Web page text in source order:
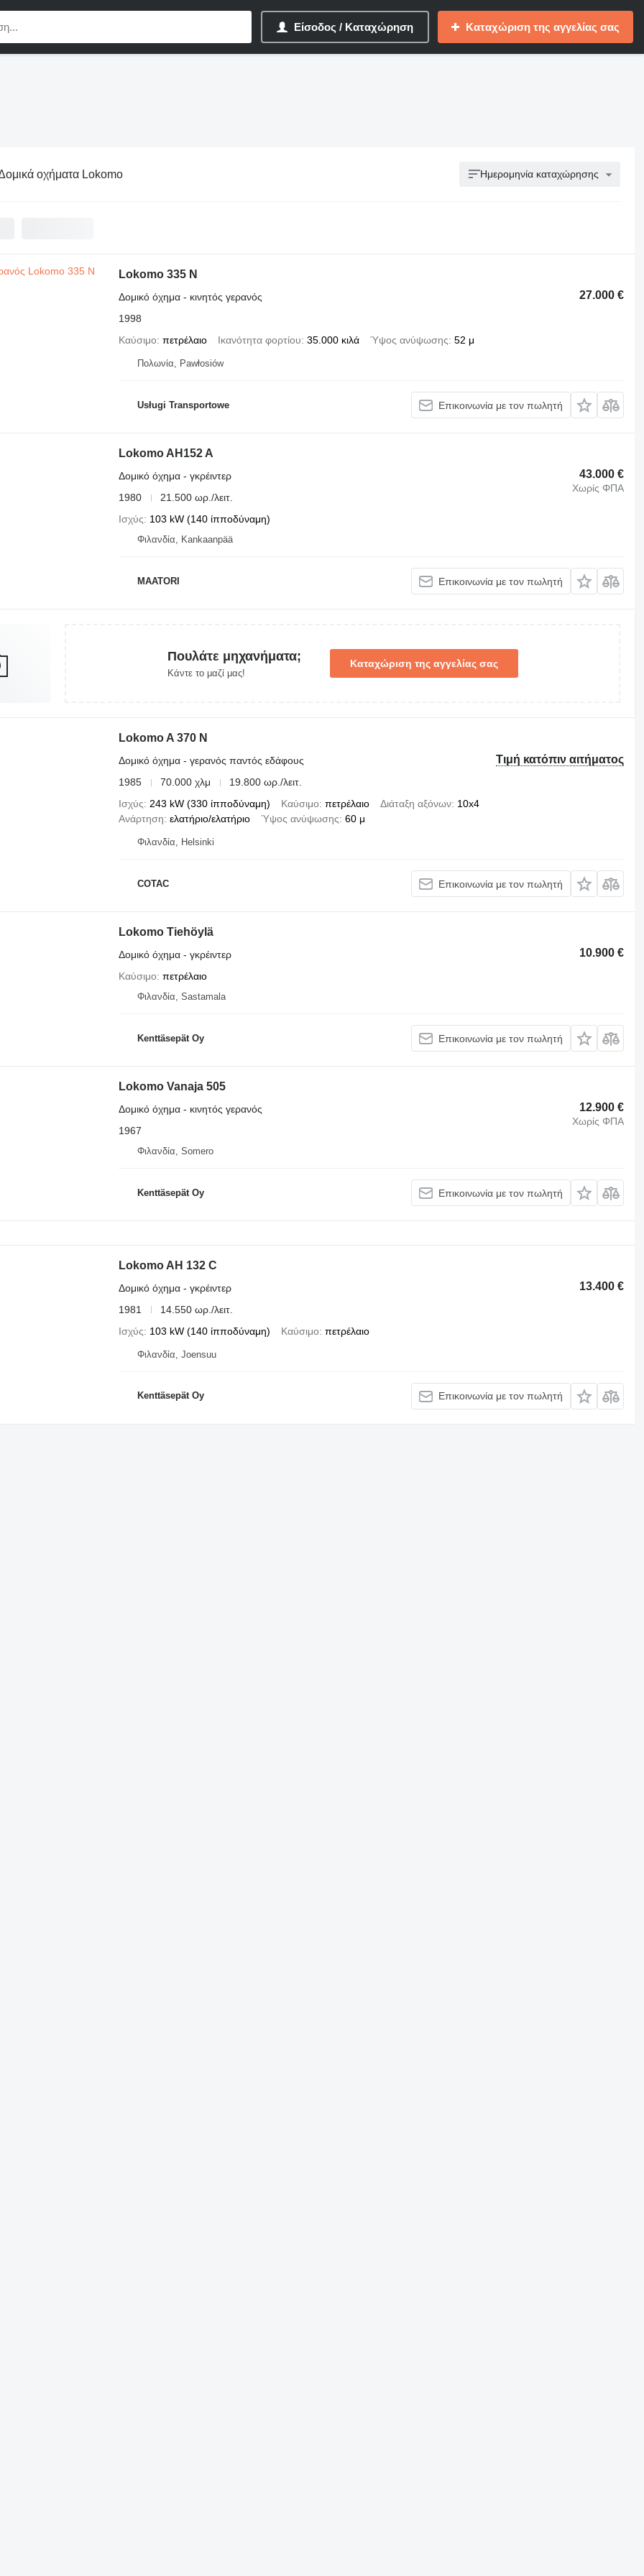
Είσοδος / Καταχώρηση Καταχώριση της αγγελίας σας
οχήματα Lokomo Ημερομηνία καταχώρησης
Lokomo 335 N
27.000 €
Δομικό όχημα - κινητός γερανός
1998
Καύσιμο πετρέλαιο Ικανότητα φορτίου 35.000 κιλά Ύψος ανύψωσης 52 μ
Πολωνία, Pawłosiów
Usługi Transportowe Επικοινωνία με τον πωλητή
Lokomo AH152 A
43.000 €
Χωρίς ΦΠΑ
Δομικό όχημα - γκρέιντερ
1980
21.500 ωρ./λειτ.
Ισχύς
103 kW (140 ίπποδύναμη)
Φιλανδία, Kankaanpää
MAATORI Επικοινωνία με τον πωλητή
Πουλάτε μηχανήματα;
Κάντε το μαζί μας!
Καταχώριση της αγγελίας σας
Lokomo A 370 N
Τιμή κατόπιν αιτήματος
Δομικό όχημα - γερανός παντός εδάφους
1985
70.000 χλμ
19.800 ωρ./λειτ.
Ισχύς
243 kW (330 ίπποδύναμη) Καύσιμο πετρέλαιο Διάταξη αξόνων 10x4
Ανάρτηση ελατήριο/ελατήριο Ύψος ανύψωσης 60 μ
Φιλανδία, Helsinki
COTAC Επικοινωνία με τον πωλητή
Lokomo Tiehöylä
10.900 €
Δομικό όχημα - γκρέιντερ
Καύσιμο πετρέλαιο
Φιλανδία, Sastamala
Kenttäsepät Oy Επικοινωνία με τον πωλητή
Lokomo Vanaja 505
12.900 €
Χωρίς ΦΠΑ
Δομικό όχημα - κινητός γερανός
1967
Φιλανδία, Somero
Kenttäsepät Oy Επικοινωνία με τον πωλητή
Lokomo AH 132 C
13.400 €
Δομικό όχημα - γκρέιντερ
1981
14.550 ωρ./λειτ.
Ισχύς
103 kW (140 ίπποδύναμη) Καύσιμο πετρέλαιο
Φιλανδία, Joensuu
Kenttäsepät Oy Επικοινωνία με τον πωλητή